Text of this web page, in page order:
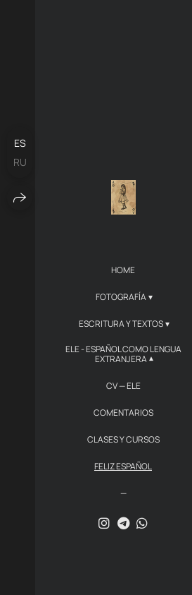
HOME
FOTOGRAFÍA
ESCRITURA Y TEXTOS
ELE - ESPAÑOL COMO LENGUA
EXTRANJERA
CV — ELE
COMENTARIOS
CLASES Y CURSOS
FELIZ ESPAÑOL
ES
RU